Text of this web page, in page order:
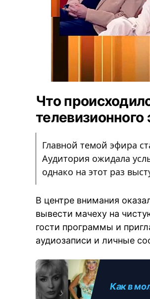
Что
телевизионного
Главной темой эфира
Аудитория ожидала
однако на этот раз
В центре внимания
вывести мачеху на
гости программы и
аудиозаписи и личные
Как в